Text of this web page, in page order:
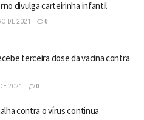
divulga carteirinha infantil
DE 2021 0
terceira dose da vacina contra
2021 0
contra o vírus continua